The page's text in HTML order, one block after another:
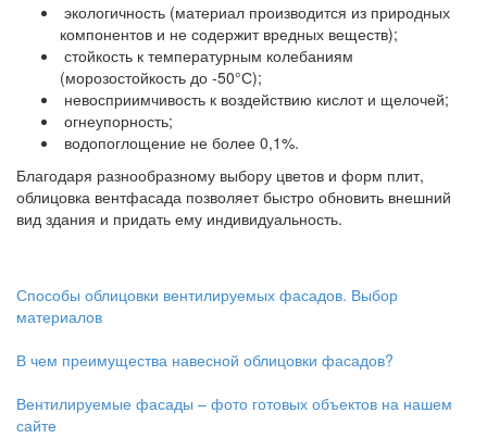
экологичность (материал производится из природных
компонентов и не содержит вредных веществ);
стойкость к температурным колебаниям
(морозостойкость до -50°С);
невосприимчивость к воздействию кислот и щелочей;
огнеупорность;
водопоглощение не более 0,1%.
Благодаря разнообразному выбору цветов и форм плит,
облицовка вентфасада позволяет быстро обновить внешний
вид здания и придать ему индивидуальность.
Способы облицовки вентилируемых фасадов. Выбор
материалов
В чем преимущества навесной облицовки фасадов?
Вентилируемые фасады – фото готовых объектов на нашем
сайте